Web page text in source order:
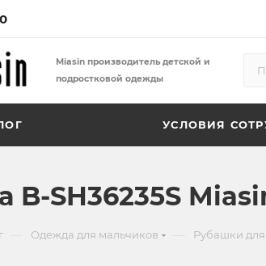
Miasin производитель детской и
подростковой одежды
УСЛОВИЯ
B-SH36235S
Одежда для мальчиков Рубашки